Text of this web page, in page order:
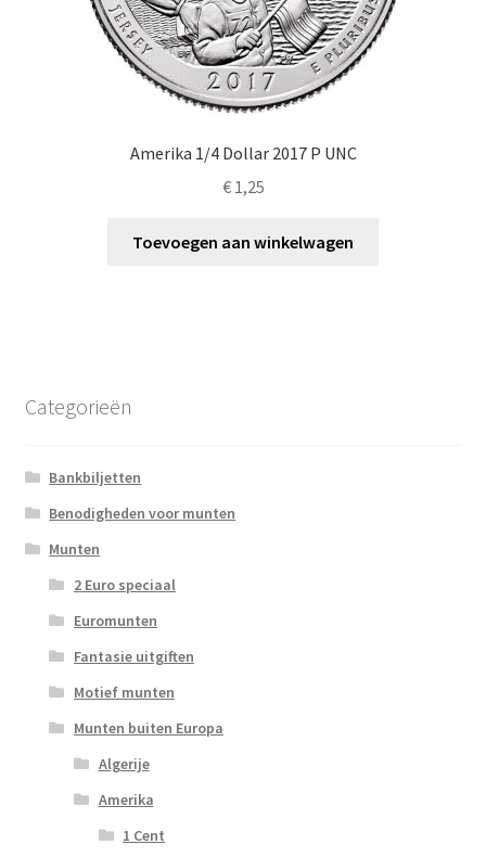
Amerika 1/4 Dollar 2017 P UNC
€1,25
Toevoegen aan winkelwagen
Categorieën
Bankbiljetten
Benodigheden voor munten
Munten
2 Euro speciaal
Euromunten
Fantasie uitgiften
Motief munten
Munten buiten Europa
Algerije
Amerika
1 Cent